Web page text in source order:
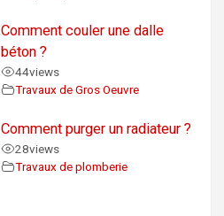
Comment couler une dalle
béton ?
44views
Travaux de Gros Oeuvre
Comment purger un radiateur ?
28views
Travaux de plomberie